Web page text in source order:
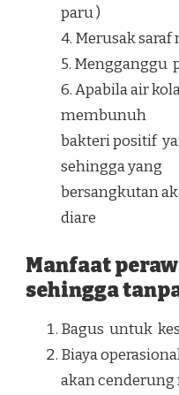
paru )
4. Merusak saraf
5. Mengganggu
6. Apabila air
membunuh
bakteri positif
sehingga yang
bersangkutan
diare
Manfaat
sehingga
Bagus untuk
Biaya
akan